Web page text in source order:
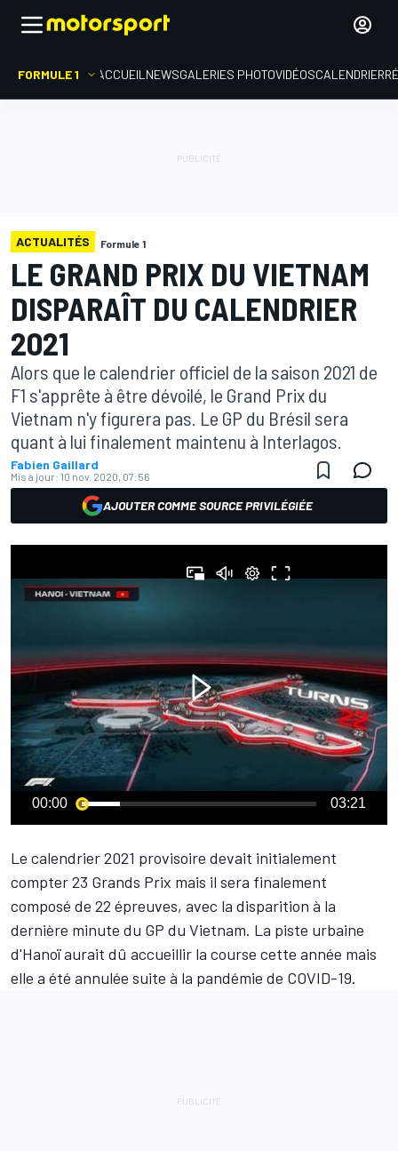
FORMULE 1 ACCUEIL NEWSGALERIES PHOTOVIDÉOSCALENDRIER
ACTUALITÉS Formule 1
LE GRAND PRIX DU VIETNAM
DISPARAÎT DU CALENDRIER
2021
Alors que le calendrier officiel de la saison 2021 de
F1 s'apprête à être dévoilé, le Grand Prix du
Vietnam n'y figurera pas. Le GP du Brésil sera
quant à lui finalement maintenu à Interlagos.
Fabien Gaillard
Mis à jour: 10 nov. 2020, 07:56
AJOUTER COMME SOURCE PRIVILÉGIÉE
00:00 03:21
Le calendrier 2021 provisoire devait initialement
compter 23 Grands Prix mais il sera finalement
composé de 22 épreuves, avec la disparition à la
dernière minute du GP du Vietnam. La piste urbaine
d'Hanoï aurait dû accueillir la course cette année mais
elle a été annulée suite à la pandémie de COVID-19.